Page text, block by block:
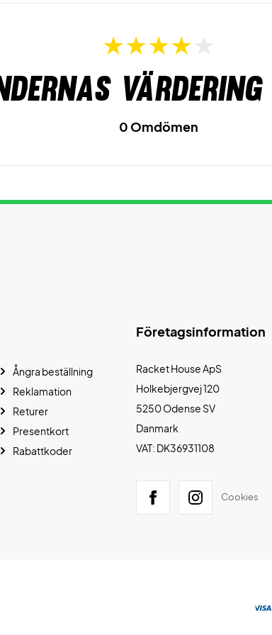
värdering
0 Omdömen
Företagsinformation
Racket House ApS
Holkebjergvej 120
5250 Odense SV
Danmark
VAT: DK36931108
Cookies
Ångra beställning
Reklamation
Returer
Presentkort
Rabattkoder